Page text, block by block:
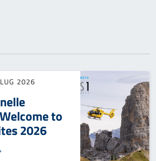
2026
to
2026
DOLOMITI / WELCOME TO THE